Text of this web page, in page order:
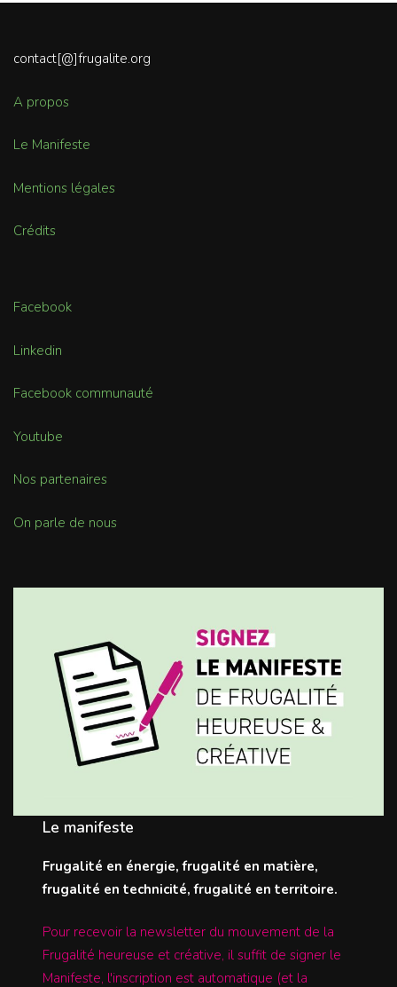
contact[@]frugalite.org
A propos
Le Manifeste
Mentions légales
Crédits
Facebook
Linkedin
Facebook communauté
Youtube
Nos partenaires
On parle de nous
Le manifeste
Frugalité en énergie, frugalité en matière,
frugalité en technicité, frugalité en territoire.
Pour recevoir la newsletter du mouvement de la
Frugalité heureuse et créative, il suffit de signer le
Manifeste, l'inscription est automatique (et la